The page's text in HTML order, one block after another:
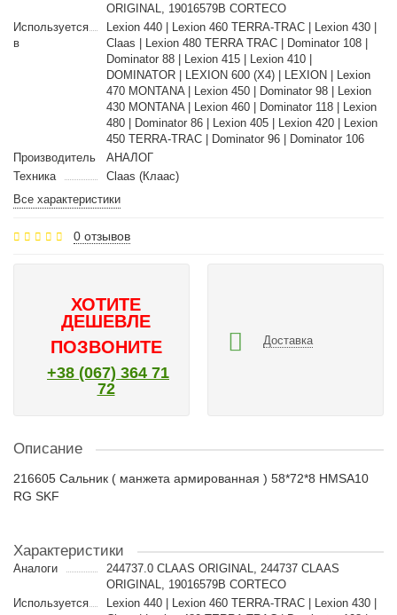
ORIGINAL, 19016579B CORTECO
Используется
в
Lexion 440 | Lexion 460 TERRA-TRAC | Lexion 430 |
Claas | Lexion 480 TERRA TRAC | Dominator 108 |
Dominator 88 | Lexion 415 | Lexion 410 |
DOMINATOR | LEXION 600 (X4) | LEXION | Lexion
470 MONTANA | Lexion 450 | Dominator 98 | Lexion
430 MONTANA | Lexion 460 | Dominator 118 | Lexion
480 | Dominator 86 | Lexion 405 | Lexion 420 | Lexion
450 TERRA-TRAC | Dominator 96 | Dominator 106
Производитель
АНАЛОГ
Техника
Claas (Клаас)
Все характеристики
0 отзывов
ХОТИТЕ
ДЕШЕВЛЕ
ПОЗВОНИТЕ
+38 (067) 364 71
72
Доставка
Описание
216605 Сальник ( манжета армированная ) 58*72*8 HMSA10
RG SKF
Характеристики
Аналоги
244737.0 CLAAS ORIGINAL, 244737 CLAAS
ORIGINAL, 19016579B CORTECO
Используется
Lexion 440 | Lexion 460 TERRA-TRAC | Lexion 430 |